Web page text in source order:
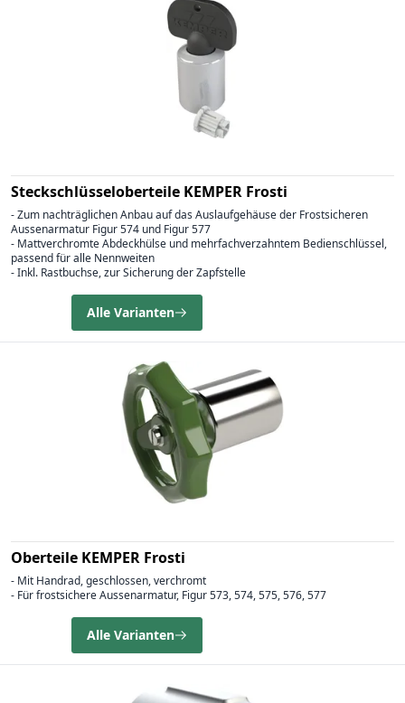
Steckschlüsseloberteile KEMPER Frosti
- Zum nachträglichen Anbau auf das Auslaufgehäuse der Frostsicheren
Aussenarmatur Figur 574 und Figur 577
- Mattverchromte Abdeckhülse und mehrfachverzahntem Bedienschlüssel,
passend für alle Nennweiten
- Inkl. Rastbuchse, zur Sicherung der Zapfstelle
Alle Varianten
Oberteile KEMPER Frosti
- Mit Handrad, geschlossen, verchromt
- Für frostsichere Aussenarmatur, Figur 573, 574, 575, 576, 577
Alle Varianten